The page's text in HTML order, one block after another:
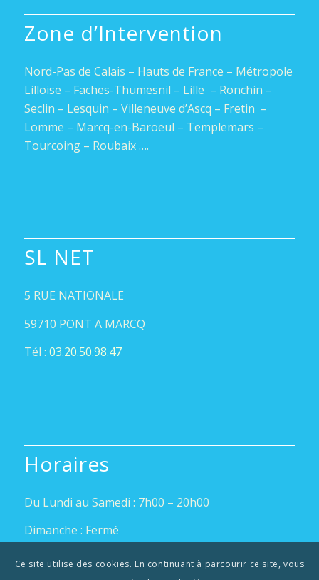
Zone d’Intervention
Nord-Pas de Calais – Hauts de France – Métropole
Lilloise – Faches-Thumesnil – Lille – Ronchin –
Seclin – Lesquin – Villeneuve d’Ascq – Fretin –
Lomme – Marcq-en-Baroeul – Templemars –
Tourcoing – Roubaix ….
SL NET
5 RUE NATIONALE
59710 PONT A MARCQ
Tél : 03.20.50.98.47
Horaires
Du Lundi au Samedi : 7h00 – 20h00
Dimanche : Fermé
Ce site utilise des cookies. En continuant à parcourir ce site, vous